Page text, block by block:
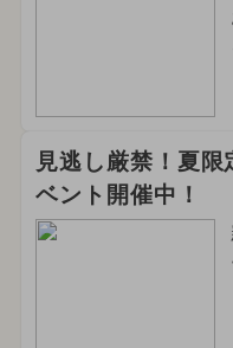
見逃し厳禁！夏
ベント開催中！